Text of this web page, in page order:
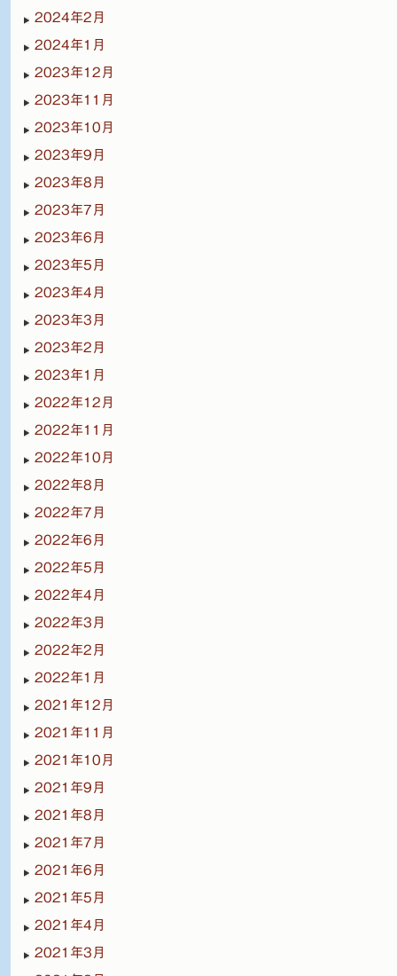
2024年2月
2024年1月
2023年12月
2023年11月
2023年10月
2023年9月
2023年8月
2023年7月
2023年6月
2023年5月
2023年4月
2023年3月
2023年2月
2023年1月
2022年12月
2022年11月
2022年10月
2022年8月
2022年7月
2022年6月
2022年5月
2022年4月
2022年3月
2022年2月
2022年1月
2021年12月
2021年11月
2021年10月
2021年9月
2021年8月
2021年7月
2021年6月
2021年5月
2021年4月
2021年3月